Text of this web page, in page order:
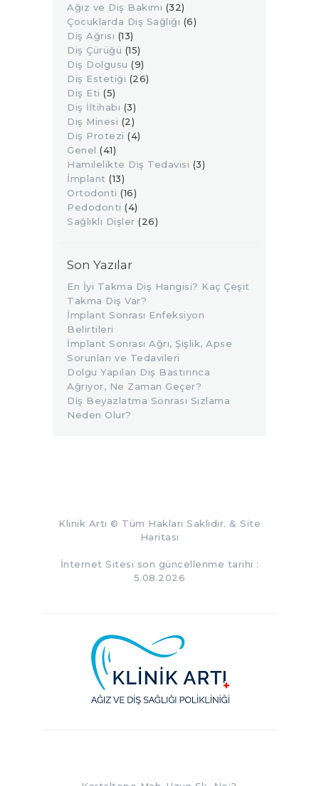
Ağız ve Diş Bakımı (32)
Çocuklarda Diş Sağlığı (6)
Diş Ağrısı (13)
Diş Çürüğü (15)
Diş Dolgusu (9)
Diş Estetiği (26)
Diş Eti (5)
Diş İltihabı (3)
Diş Minesi (2)
Diş Protezi (4)
Genel (41)
Hamilelikte Diş Tedavisi (3)
İmplant (13)
Ortodonti (16)
Pedodonti (4)
Sağlıklı Dişler (26)
Son Yazılar
En İyi Takma Diş Hangisi? Kaç Çeşit
Takma Diş Var?
İmplant Sonrası Enfeksiyon
Belirtileri
İmplant Sonrası Ağrı, Şişlik, Apse
Sorunları ve Tedavileri
Dolgu Yapılan Diş Bastırınca
Ağrıyor, Ne Zaman Geçer?
Diş Beyazlatma Sonrası Sızlama
Neden Olur?
Klinik Artı © Tüm Hakları Saklıdır. & Site
Haritası
İnternet Sitesi son güncellenme tarihi :
5.08.2026